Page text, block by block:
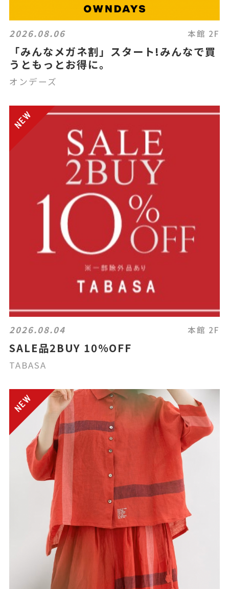
2026.08.06 本館 2F
「みんなメガネ割」スタート!みんなで買
うともっとお得に。
オンデーズ
2026.08.04 本館 2F
SALE品2BUY 10%OFF
TABASA